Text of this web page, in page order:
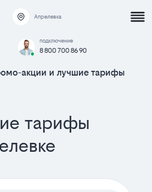
Апрелевка
подключение
8 800 700 86 90
акции и лучшие тарифы
тарифы